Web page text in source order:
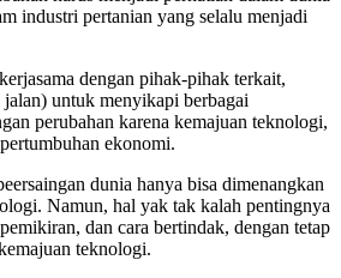
industri pertanian yang selalu menjadi
dengan pihak-pihak terkait,
jalan) untuk menyikapi berbagai
perubahan karena kemajuan teknologi,
ekonomi.
dunia hanya bisa dimenangkan
Namun, hal yak tak kalah pentingnya
dan cara bertindak, dengan tetap
teknologi.